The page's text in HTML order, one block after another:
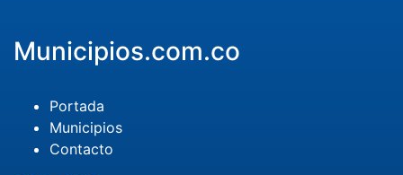
Municipios.com.co
Portada
Municipios
Contacto